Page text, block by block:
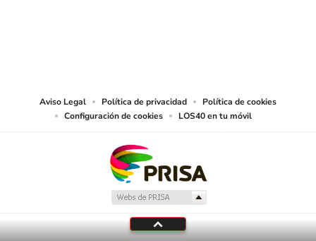
Aviso Legal Política de privacidad
Política de cookies
Configuración de cookies
LOS40 en tu móvil